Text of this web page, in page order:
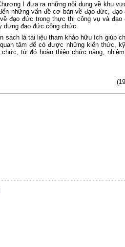
I đưa ra những nội dung về khu
những vấn đề cơ bản về đạo đức, đạo
đạo đức trong thực thi công vụ và đạo
dựng đạo đức công chức.
sách là tài liệu tham khảo hữu ích giúp
tâm để có được những kiến thức,
từ đó hoàn thiện chức năng,